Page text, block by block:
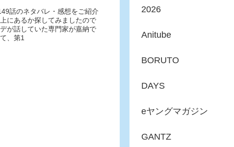
話のネタバレ・感想をご紹介
にあるか探してみましたので
が話していた専門家が嘉納で
、第1
2026
Anitube
BORUTO
DAYS
eヤングマガジン
GANTZ